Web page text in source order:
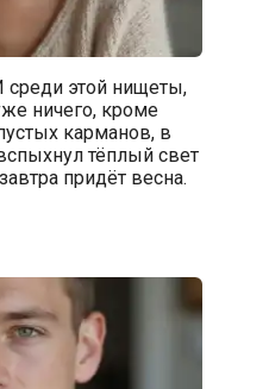
этой нищеты,
ничего, кроме
карманов, в
тёплый свет
придёт весна.